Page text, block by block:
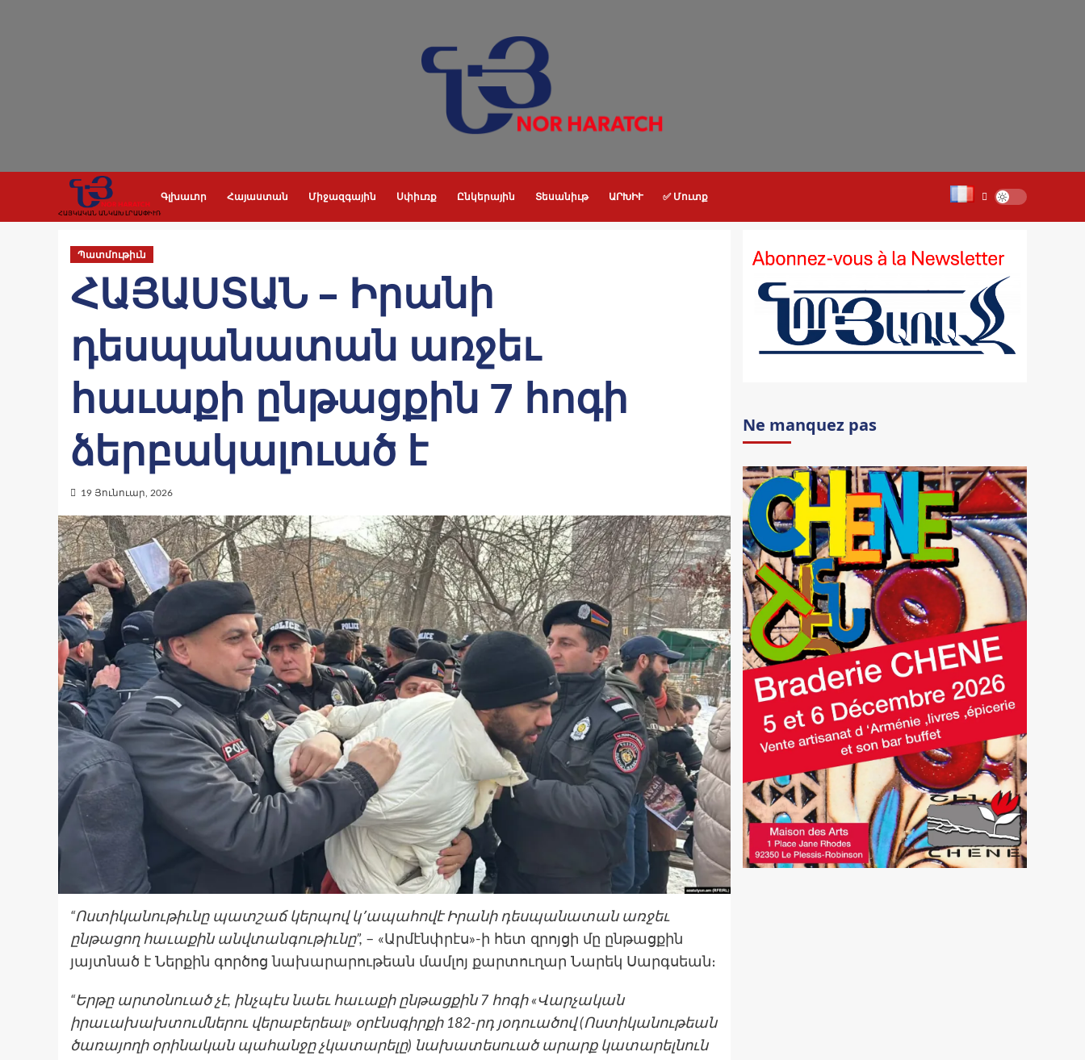
ՀԱՅԿԱԿԱՆ ԱՆԿԱԽ ԼՐԱՍՓԻՒՌ
Գլխաւոր Հայաստան Միջազգային Սփիւռք Ընկերային Տեսանիւթ ԱՐԽԻՒ ✅ Մուտք
Պատմութիւն
ՀԱՅԱՍՏԱՆ – Իրանի
դեսպանատան առջեւ
հաւաքի ընթացքին 7 հոգի
ձերբակալուած է
19 Յունուար, 2026
“Ոստիկանութիւնը պատշաճ կերպով կ՚ապահովէ Իրանի դեսպանատան առջեւ
ընթացող հաւաքին անվտանգութիւնը”, – «Արմէնփրէս»-ի հետ զրոյցի մը ընթացքին
յայտնած է Ներքին գործոց նախարարութեան մամլոյ քարտուղար Նարեկ Սարգսեան։
“Երթը արտօնուած չէ, ինչպէս նաեւ հաւաքի ընթացքին 7 հոգի «Վարչական
իրաւախախտումներու վերաբերեալ» օրէնսգիրքի 182-րդ յօդուածով (Ոստիկանութեան
ծառայողի օրինական պահանջը չկատարելը) նախատեսուած արարք կատարելնուն
Ne manquez pas